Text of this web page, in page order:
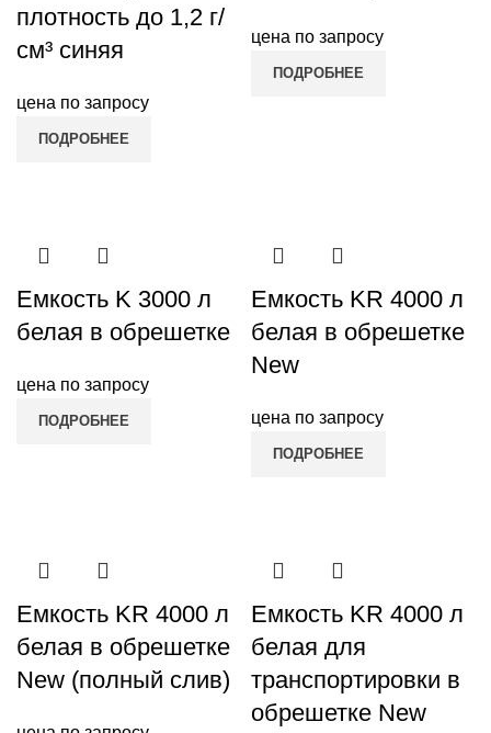
плотность до 1,2 г/
см³ синяя
цена по запросу
ПОДРОБНЕЕ
цена по запросу
ПОДРОБНЕЕ
Емкость K 3000 л
белая в обрешетке
цена по запросу
ПОДРОБНЕЕ
Емкость KR 4000 л
белая в обрешетке
New
цена по запросу
ПОДРОБНЕЕ
Емкость KR 4000 л
белая в обрешетке
New (полный слив)
Емкость KR 4000 л
белая для
транспортировки в
обрешетке New